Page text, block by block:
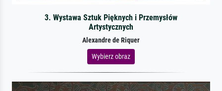
3. Wystawa Sztuk Pięknych i Przemysłów
Artystycznych
Alexandre de Riquer
Wybierz obraz